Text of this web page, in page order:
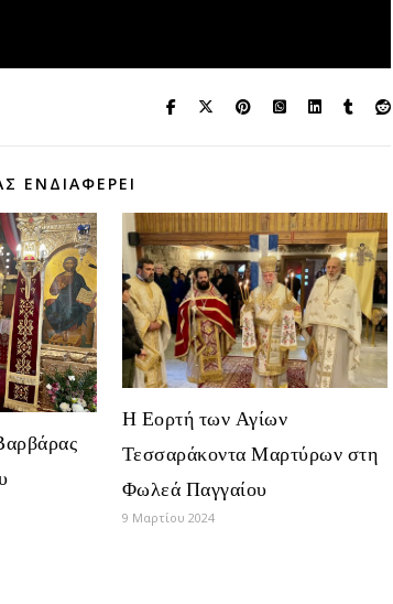
ΕΝΔΙΑΦΈΡΕΙ
Η Εορτή των Αγίων
Τεσσαράκοντα Μαρτύρων στη
Φωλεά Παγγαίου
9 Μαρτίου 2024